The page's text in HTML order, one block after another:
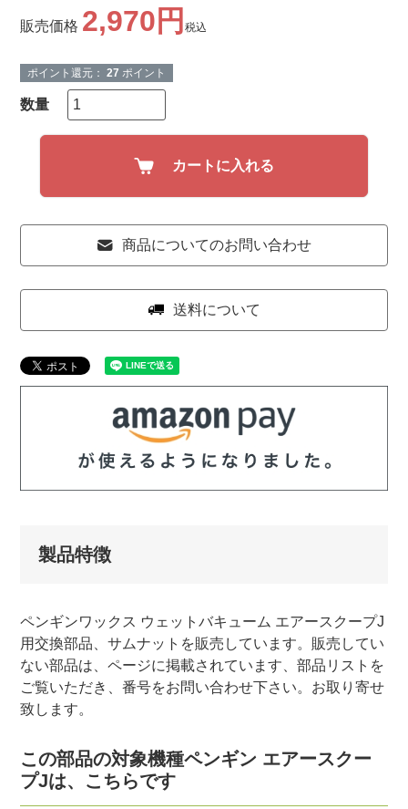
販売価格 2,970 税込
ポイント還元： 27 ポイント
カートに入れる
商品についてのお問い合わせ
送料について
製品特徴
ペンギンワックス ウェットバキューム エアースクープJ
用交換部品、サムナットを販売しています。販売してい
ない部品は、ページに掲載されています、部品リストを
ご覧いただき、番号をお問い合わせ下さい。お取り寄せ
致します。
この部品の対象機種ペンギン エアースクー
プJは、こちらです